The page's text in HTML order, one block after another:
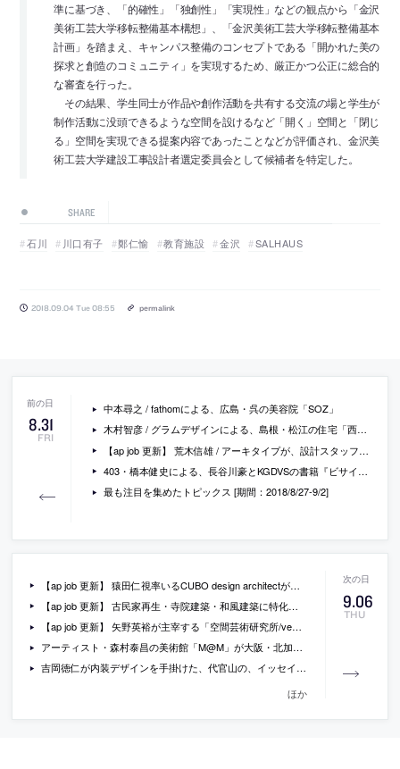
準に基づき、「的確性」「独創性」「実現性」などの観点から「金沢
美術工芸大学移転整備基本構想」、「金沢美術工芸大学移転整備基本
計画」を踏まえ、キャンパス整備のコンセプトである「開かれた美の
探求と創造のコミュニティ」を実現するため、厳正かつ公正に総合的
な審査を行った。
その結果、学生同士が作品や創作活動を共有する交流の場と学生が
制作活動に没頭できるような空間を設けるなど「開く」空間と「閉じ
る」空間を実現できる提案内容であったことなどが評価され、金沢美
術工芸大学建設工事設計者選定委員会として候補者を特定した。
SHARE
石川 川口有子 鄭仁愉 教育施設 金沢 SALHAUS
2018.09.04 Tue 08:55 permalink
8.31
FRI
中本尋之 / fathomによる、広島・呉の美容院「SOZ」
木村智彦 / グラムデザインによる、島根・松江の住宅「西浜佐陀の家」
【ap job 更新】 荒木信雄 / アーキタイプが、設計スタッフ・模型製作アルバイトを募集中
403・橋本健史による、長谷川豪とKGDVSの書籍『ビサイズ、ヒストリー：現代建築にとっての歴史』のレビュー「歴史の時代に向けて」
最も注目を集めたトピックス [期間：2018/8/27-9/2]
9.06
THU
【ap job 更新】 猿田仁視率いるCUBO design architectが、東京・広尾に移転したヘッドオフィスで、スタッフを募集中
【ap job 更新】 古民家再生・寺院建築・和風建築に特化した「株式会社 菅野企画設計」が、設計士を募集中
【ap job 更新】 矢野英裕が主宰する「空間芸術研究所/vectorfield architects」が、設計スタッフ・インターン・アルバイトを募集中
アーティスト・森村泰昌の美術館「M@M」が大阪・北加賀谷に2018年11月オープン。建築家の日埜直彦・川上真由子も参画。
吉岡徳仁が内装デザインを手掛けた、代官山の、イッセイミヤケのバック類を扱う新店舗「グッド グッズ イッセイ ミヤケ」の写真
ほか